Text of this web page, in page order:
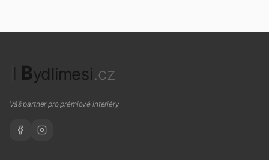
Bydlimesi.cz
Váš partner pro prémiové interiéry